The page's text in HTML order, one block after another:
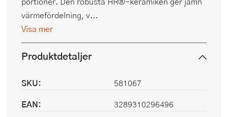
värmefördelning, v...
Visa mer
Produktdetaljer
SKU:
581067
EAN:
3289310296496